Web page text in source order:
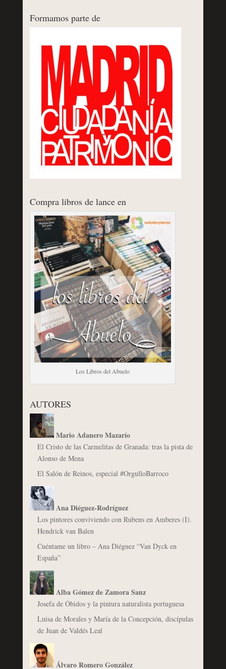
Formamos parte de
Compra libros de lance en
Los Libros del Abuelo
AUTORES
Mario Adanero Mazarío
El Cristo de las Carmelitas de Granada: tras la pista de
Alonso de Mena
El Salón de Reinos, especial #OrgulloBarroco
Ana Diéguez-Rodríguez
Los pintores conviviendo con Rubens en Amberes (I).
Hendrick van Balen
Cuéntame un libro – Ana Diéguez “Van Dyck en
España”
Alba Gómez de Zamora Sanz
Josefa de Óbidos y la pintura naturalista portuguesa
Luisa de Morales y María de la Concepción, discípulas
de Juan de Valdés Leal
Álvaro Romero González